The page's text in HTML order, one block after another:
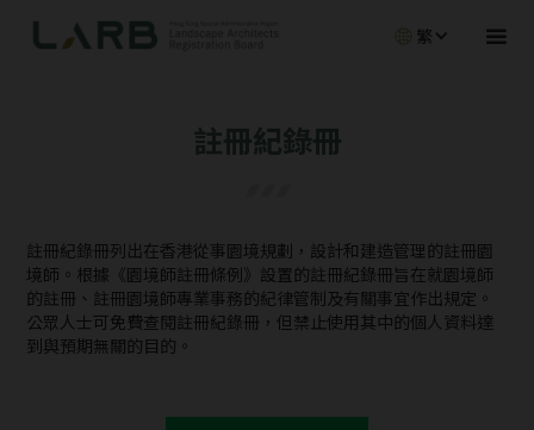
繁
註冊紀錄冊
註冊紀錄冊列出在香港從事園境規劃，設計和建造管理的註冊園
境師。根據《園境師註冊條例》設置的註冊紀錄冊旨在就園境師
的註冊、註冊園境師專業事務的紀律管制及有關事宜作出規定。
公眾人士可免費查閱註冊紀錄冊，但禁止使用其中的個人資料達
到與預期無關的目的。